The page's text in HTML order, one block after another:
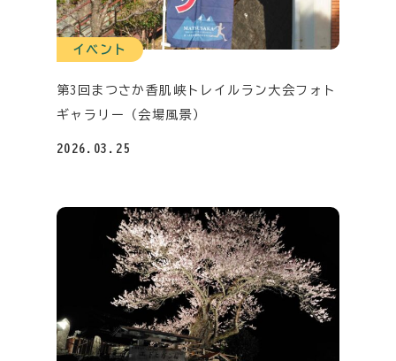
イベント
第3回まつさか香肌峡トレイルラン大会フォト
ギャラリー（会場風景）
2026.03.25